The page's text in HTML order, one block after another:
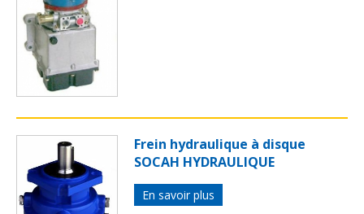
Frein hydraulique à disque
SOCAH HYDRAULIQUE
En savoir plus